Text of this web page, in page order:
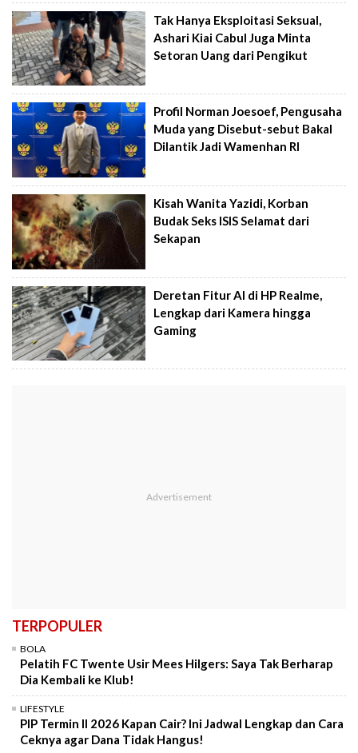
Tak Hanya Eksploitasi Seksual,
Ashari Kiai Cabul Juga Minta
Setoran Uang dari Pengikut
Profil Norman Joesoef, Pengusaha
Muda yang Disebut-sebut Bakal
Dilantik Jadi Wamenhan RI
Kisah Wanita Yazidi, Korban
Budak Seks ISIS Selamat dari
Sekapan
Deretan Fitur AI di HP Realme,
Lengkap dari Kamera hingga
Gaming
TERPOPULER
BOLA
Pelatih FC Twente Usir Mees Hilgers: Saya Tak Berharap
Dia Kembali ke Klub!
LIFESTYLE
PIP Termin II 2026 Kapan Cair? Ini Jadwal Lengkap dan Cara
Ceknya agar Dana Tidak Hangus!